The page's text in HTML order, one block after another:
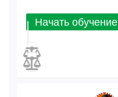
Начать обучение